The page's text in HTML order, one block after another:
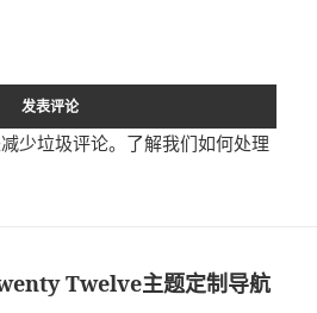
少垃圾评论。 了解我们如何处理
Twelve主题定制导航